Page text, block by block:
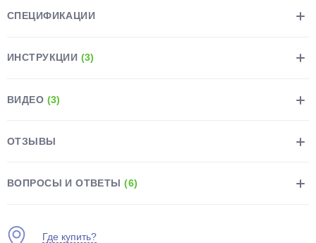
СПЕЦИФИКАЦИИ
ИНСТРУКЦИИ (3)
ВИДЕО (3)
ОТЗЫВЫ
ВОПРОСЫ И ОТВЕТЫ(6)
Где купить?